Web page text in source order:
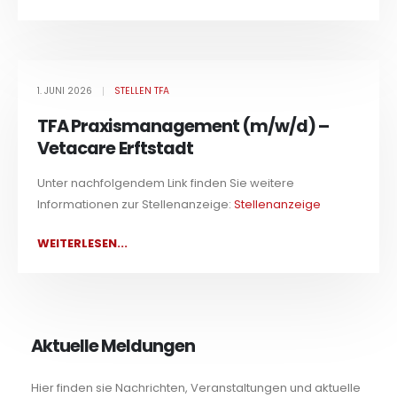
1. JUNI 2026 STELLEN TFA
TFA Praxismanagement (m/w/d) –
Vetacare Erftstadt
Unter nachfolgendem Link finden Sie weitere
Informationen zur Stellenanzeige:Stellenanzeige
WEITERLESEN...
Aktuelle Meldungen
Hier finden sie Nachrichten, Veranstaltungen und aktuelle